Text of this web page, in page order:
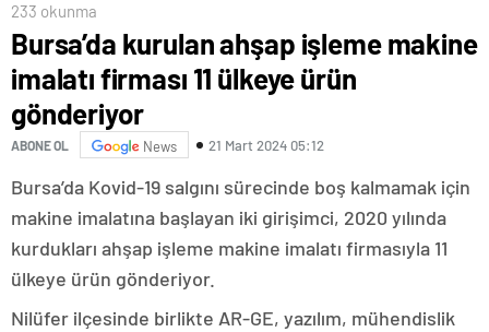
233 okunma
Bursa’da kurulan ahşap işleme makine
imalatı firması 11 ülkeye ürün
gönderiyor
ABONE OL News 21 Mart 2024 05:12
Bursa’da Kovid-19 salgını sürecinde boş kalmamak için
makine imalatına başlayan iki girişimci, 2020 yılında
kurdukları ahşap işleme makine imalatı firmasıyla 11
ülkeye ürün gönderiyor.
Nilüfer ilçesinde birlikte AR-GE, yazılım, mühendislik